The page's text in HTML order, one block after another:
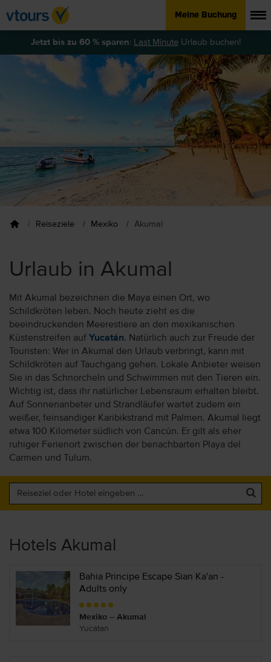
Meine Buchung
Jetzt bis zu 60 % sparen: Last MinuteUrlaub buchen!
Reiseziele Mexiko Akumal
Urlaub in Akumal
Mit Akumal bezeichnen die Maya einen Ort, wo
Schildkröten leben. Noch heute zieht es die
beeindruckenden Meerestiere an den mexikanischen
Küstenstreifen auf Yucatán. Natürlich auch zur Freude der
Touristen: Wer in Akumal den Urlaub verbringt, kann mit
Schildkröten auf Tauchgang gehen. Lokale Anbieter weisen
Sie in das Schnorcheln und Schwimmen mit den Tieren ein.
Wichtig ist, dass ihr natürlicher Lebensraum erhalten bleibt.
Auf Sonnenanbeter und Strandläufer wartet zudem ein
weißer, feinsandiger Karibikstrand mit Palmen. Akumal liegt
etwa 100 Kilometer südlich von Cancún. Er gilt als eher
ruhiger Ferienort zwischen der benachbarten Playa del
Carmen und Tulum.
Hotels Akumal
Bahia Principe Escape Sian Ka'an -
Adults only
Mexiko – Akumal
Yucatan